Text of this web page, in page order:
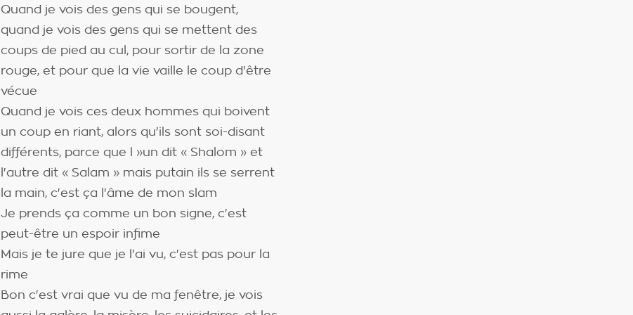
Quand je vois des gens qui se bougent,
quand je vois des gens qui se mettent des
coups de pied au cul, pour sortir de la zone
rouge, et pour que la vie vaille le coup d'être
vécue
Quand je vois ces deux hommes qui boivent
un coup en riant, alors qu'ils sont soi-disant
différents, parce que l »un dit « Shalom » et
l'autre dit « Salam » mais putain ils se serrent
la main, c'est ça l'âme de mon slam
Je prends ça comme un bon signe, c'est
peut-être un espoir infime
Mais je te jure que je l'ai vu, c'est pas pour la
rime
Bon c'est vrai que vu de ma fenêtre, je vois